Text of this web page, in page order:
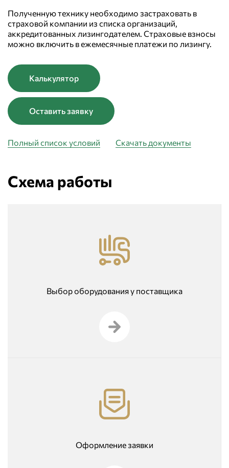
Полученную технику необходимо застраховать в
страховой компании из списка организаций,
аккредитованных лизингодателем. Страховые взносы
можно включить в ежемесячные платежи по лизингу.
Калькулятор
Оставить заявку
Полный список условий Скачать документы
Схема работы
Выбор оборудования у поставщика
Оформление заявки